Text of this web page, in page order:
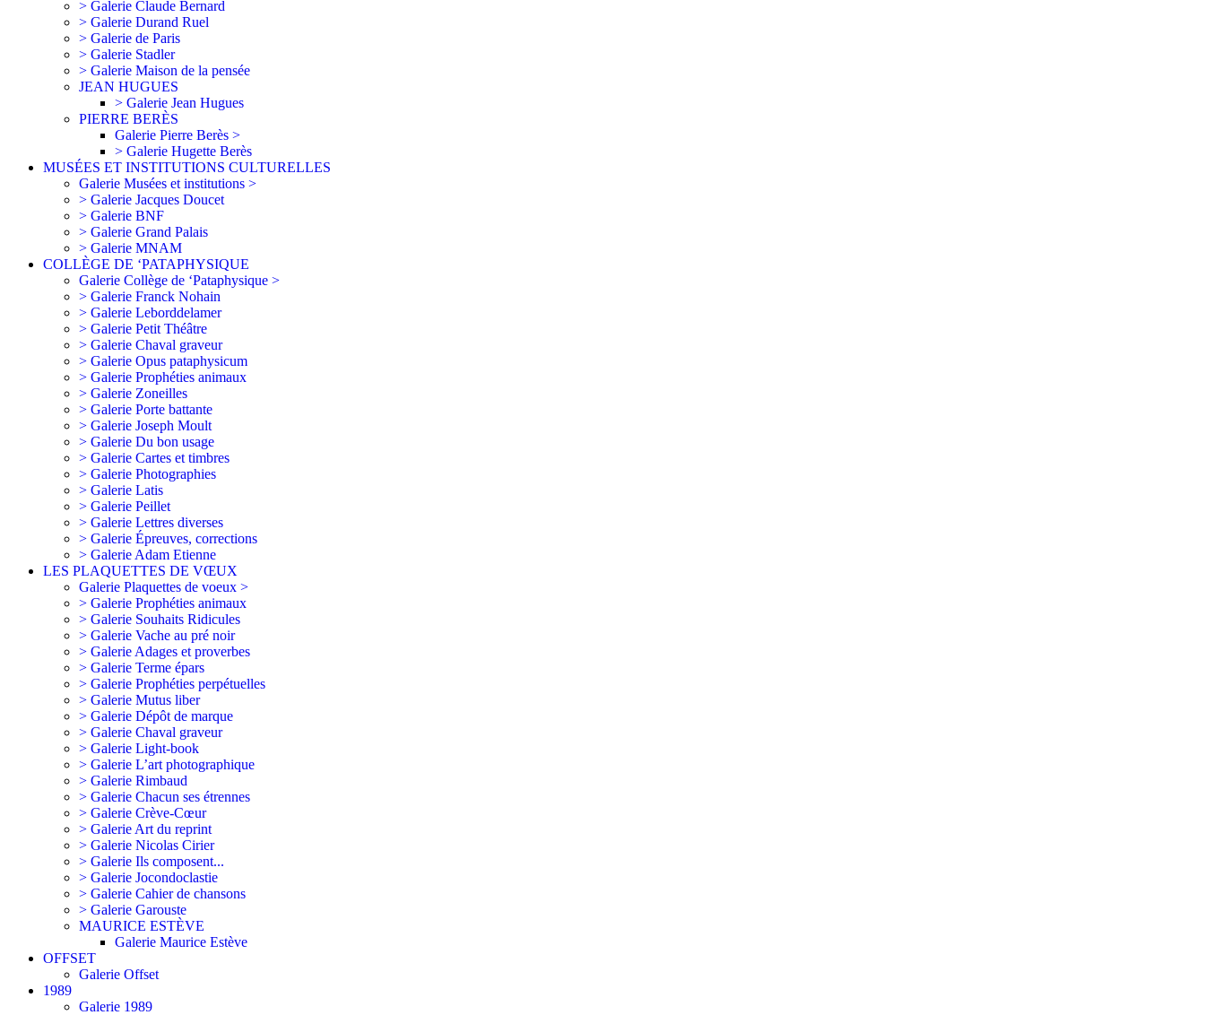
> Galerie Claude Bernard
> Galerie Durand Ruel
> Galerie de Paris
> Galerie Stadler
> Galerie Maison de la pensée
JEAN HUGUES
> Galerie Jean Hugues
PIERRE BERÈS
Galerie Pierre Berès >
> Galerie Hugette Berès
MUSÉES ET INSTITUTIONS CULTURELLES
Galerie Musées et institutions >
> Galerie Jacques Doucet
> Galerie BNF
> Galerie Grand Palais
> Galerie MNAM
COLLÈGE DE ‘PATAPHYSIQUE
Galerie Collège de ‘Pataphysique >
> Galerie Franck Nohain
> Galerie Leborddelamer
> Galerie Petit Théâtre
> Galerie Chaval graveur
> Galerie Opus pataphysicum
> Galerie Prophéties animaux
> Galerie Zoneilles
> Galerie Porte battante
> Galerie Joseph Moult
> Galerie Du bon usage
> Galerie Cartes et timbres
> Galerie Photographies
> Galerie Latis
> Galerie Peillet
> Galerie Lettres diverses
> Galerie Épreuves, corrections
> Galerie Adam Etienne
LES PLAQUETTES DE VŒUX
Galerie Plaquettes de voeux >
> Galerie Prophéties animaux
> Galerie Souhaits Ridicules
> Galerie Vache au pré noir
> Galerie Adages et proverbes
> Galerie Terme épars
> Galerie Prophéties perpétuelles
> Galerie Mutus liber
> Galerie Dépôt de marque
> Galerie Chaval graveur
> Galerie Light-book
> Galerie L’art photographique
> Galerie Rimbaud
> Galerie Chacun ses étrennes
> Galerie Crève-Cœur
> Galerie Art du reprint
> Galerie Nicolas Cirier
> Galerie Ils composent...
> Galerie Jocondoclastie
> Galerie Cahier de chansons
> Galerie Garouste
MAURICE ESTÈVE
Galerie Maurice Estève
OFFSET
Galerie Offset
1989
Galerie 1989